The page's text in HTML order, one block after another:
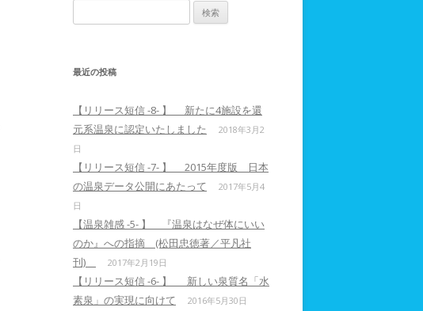
最近の投稿
【リリース短信 -8- 】 新たに4施設を還
元系温泉に認定いたしました
2018年3月2
日
【リリース短信 -7- 】 2015年度版 日本
の温泉データ公開にあたって
2017年5月4
日
【温泉雑感 -5- 】 『温泉はなぜ体にいい
のか』への指摘 (松田忠徳著／平凡社
刊)
2017年2月19日
【リリース短信 -6- 】 新しい泉質名「水
素泉」の実現に向けて
2016年5月30日